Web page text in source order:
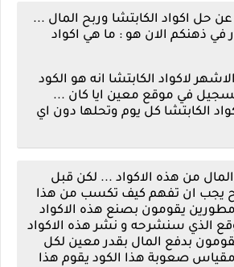
حل اكواد الكابتشا وربح المال ...
في ذهنكم الان هو : ما هي اكواد
لاكواد الكابتشا انه هو الكود
في موقع معين ايا كان ...
الكابتشا كل يوم وتحلها دون اي
من هذه الاكواد ... لكن قبل
يجب ان تفهم كيف تكسب من هذا
يقومون بصنع هذه الاكواد
الذي سنشرحه و نشر هذه الاكواد
بدفع المال بقدر معين لكل
مقياس صعوبة هذا الكود يقوم هذا